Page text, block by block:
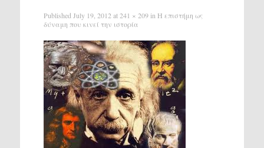
Published July 19, 2012 at241 × 209in Η επιστήμη ως
δύναμη που κινεί την ιστορία